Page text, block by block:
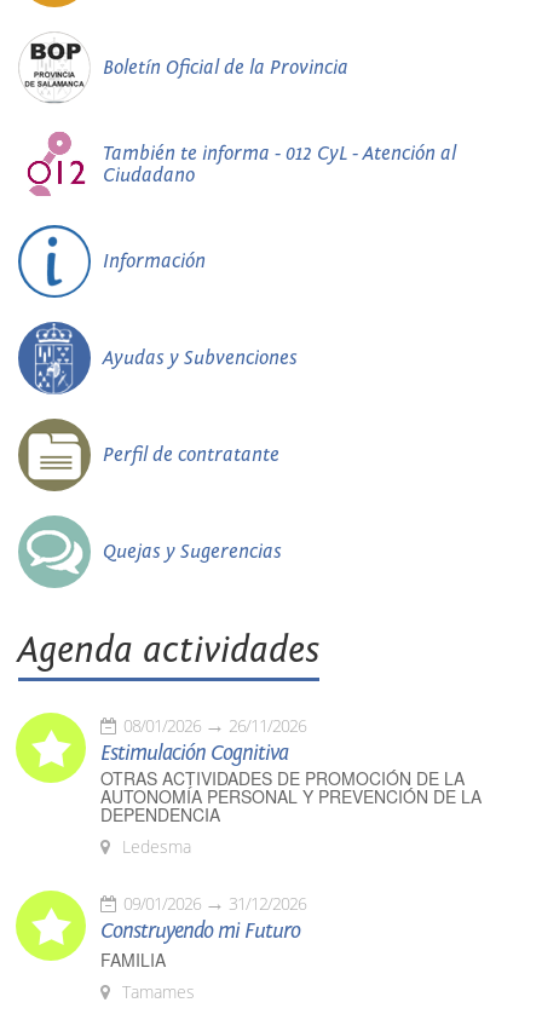
Boletín Oficial de la Provincia
También te informa - 012 CyL - Atención al
Ciudadano
Información
Ayudas y Subvenciones
Perfil de contratante
Quejas y Sugerencias
Agenda actividades
08/01/2026 26/11/2026
Estimulación Cognitiva
OTRAS ACTIVIDADES DE PROMOCIÓN DE LA
AUTONOMÍA PERSONAL Y PREVENCIÓN DE LA
DEPENDENCIA
Ledesma
09/01/2026 31/12/2026
Construyendo mi Futuro
FAMILIA
Tamames